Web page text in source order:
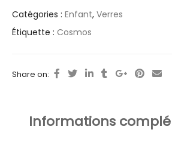
Catégories : Enfant, Verres
Étiquette : Cosmos
Share on:
Informations